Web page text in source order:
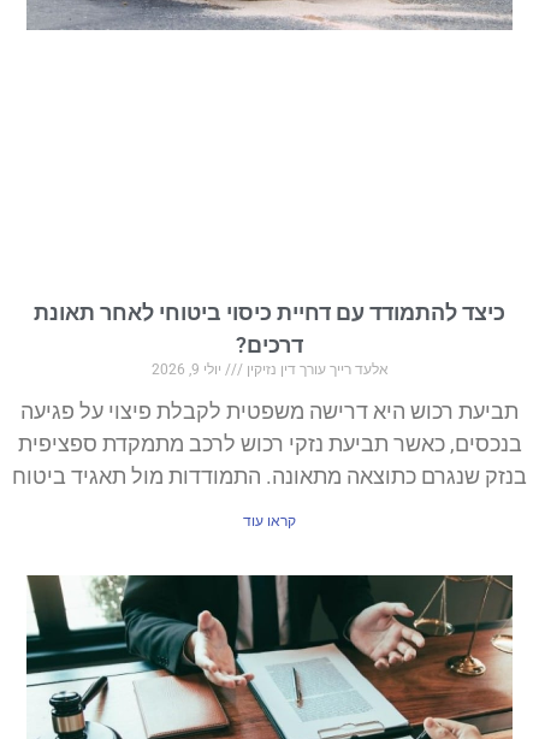
כיצד להתמודד עם דחיית כיסוי ביטוחי לאחר תאונת
דרכים?
אלעד רייך עורך דין נזיקין יולי 9, 2026
תביעת רכוש היא דרישה משפטית לקבלת פיצוי על פגיעה
בנכסים, כאשר תביעת נזקי רכוש לרכב מתמקדת ספציפית
בנזק שנגרם כתוצאה מתאונה. התמודדות מול תאגיד ביטוח
קראו עוד